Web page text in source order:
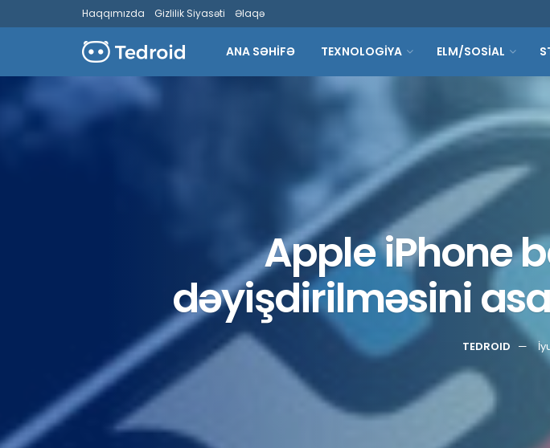
Haqqımızda Gizlilik Siyasəti Əlaqə
ANA SƏHİFƏ TEXNOLOGİYA ELM/SOSİAL
Apple iPhone
dəyişdirilməsini
TEDROID